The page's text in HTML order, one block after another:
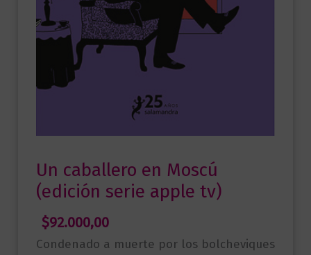
Un caballero en Moscú
(edición serie apple tv)
$92.000,00
Condenado a muerte por los bolcheviques